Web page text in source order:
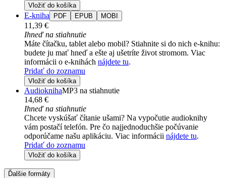
Vložiť do košíka
E-kniha PDF EPUB MOBI
11,39 €
Ihneď na stiahnutie
Máte čítačku, tablet alebo mobil? Stiahnite si do nich e-knihu:
budete ju mať hneď a ešte aj ušetríte život stromom. Viac
informácii o e-knihách nájdete tu.
Pridať do zoznamu
Vložiť do košíka
AudioknihaMP3 na stiahnutie
14,68 €
Ihneď na stiahnutie
Chcete vyskúšať čítanie ušami? Na vypočutie audioknihy
vám postačí telefón. Pre čo najjednoduchšie počúvanie
odporúčame našu aplikáciu. Viac informácii nájdete tu.
Pridať do zoznamu
Vložiť do košíka
Ďalšie formáty